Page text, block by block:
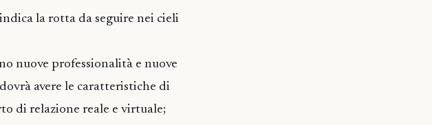
la rotta da seguire nei cieli
nuove professionalità e nuove
avere le caratteristiche di
di relazione reale e virtuale;